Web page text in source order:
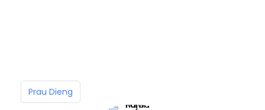
Prau Dieng